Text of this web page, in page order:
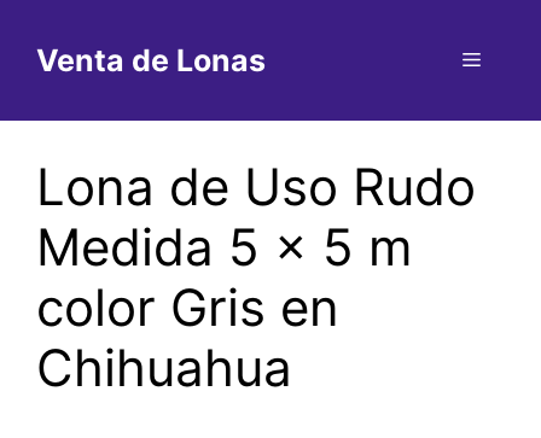
contenido
Venta de Lonas Menú
Lona de Uso Rudo
Medida 5 x 5 m
color Gris en
Chihuahua